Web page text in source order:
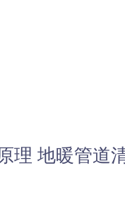
理 地暖管道